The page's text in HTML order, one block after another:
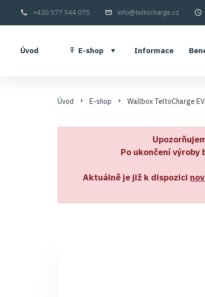
+420 577 544 075 info
Úvod E-shop Informace
Úvod E-shop Wallbox TeltoCharge
Po ukončení
Aktuálně je již k dispozici